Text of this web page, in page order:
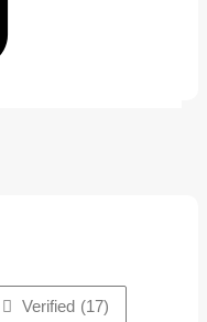
Verified (17)